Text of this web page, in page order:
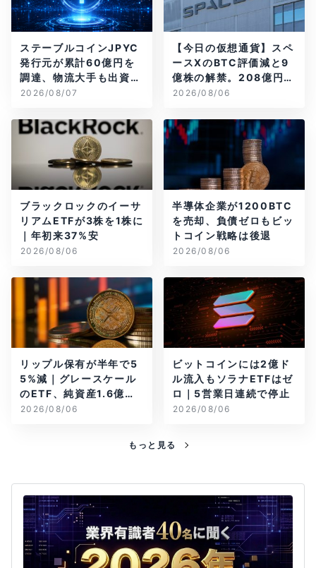
ステーブルコインJPYC
発行元が累計60億円を
調達、物流大手も出資参
画
2026/08/07
【今日の仮想通貨】スペ
ースXのBTC評価減と9
億株の解禁。208億円相
当のBTCが盗難
2026/08/06
ブラックロックのイーサ
リアムETFが3株を1株に
｜年初来37%安
2026/08/06
半導体企業が1200BTC
を売却、負債ゼロもビッ
トコイン戦略は後退
2026/08/06
リップル保有が半年で5
5%減｜グレースケール
のETF、純資産1.6億ド
ル減
2026/08/06
ビットコインには2億ド
ル流入もソラナETFはゼ
ロ｜5営業日連続で停止
2026/08/06
もっと見る